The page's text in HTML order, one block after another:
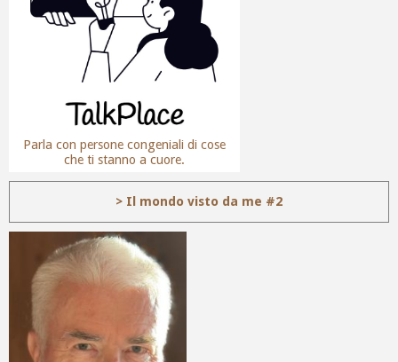
Parla con persone congeniali di cose
che ti stanno a cuore.
> Il mondo visto da me #2